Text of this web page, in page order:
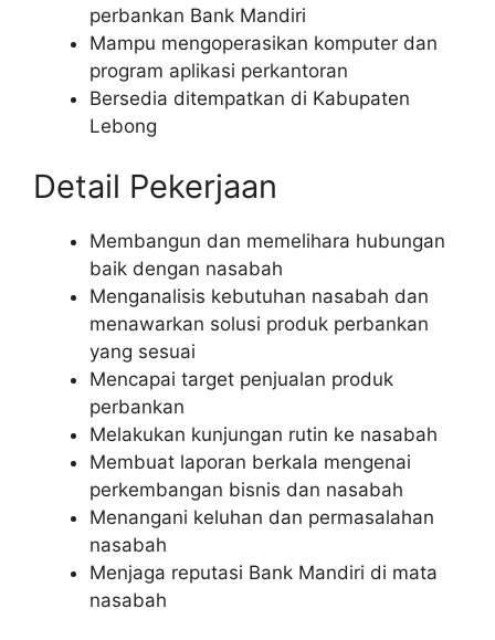
perbankan Bank Mandiri
Mampu mengoperasikan komputer dan
program aplikasi perkantoran
Bersedia ditempatkan di Kabupaten
Lebong
Detail Pekerjaan
Membangun dan memelihara hubungan
baik dengan nasabah
Menganalisis kebutuhan nasabah dan
menawarkan solusi produk perbankan
yang sesuai
Mencapai target penjualan produk
perbankan
Melakukan kunjungan rutin ke nasabah
Membuat laporan berkala mengenai
perkembangan bisnis dan nasabah
Menangani keluhan dan permasalahan
nasabah
Menjaga reputasi Bank Mandiri di mata
nasabah